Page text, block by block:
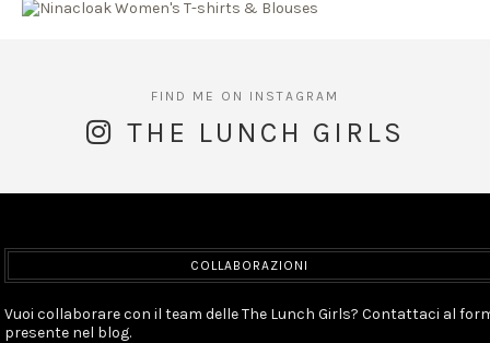
THE LUNCH GIRLS
COLLABORAZIONI
Vuoi collaborare con il team delle The Lunch Girls? Contattaci al
presente nel blog.